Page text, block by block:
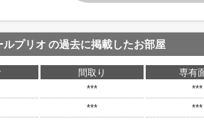
ルプリオ の過去に掲載したお部屋
間取り 専有
*** ***
*** ***